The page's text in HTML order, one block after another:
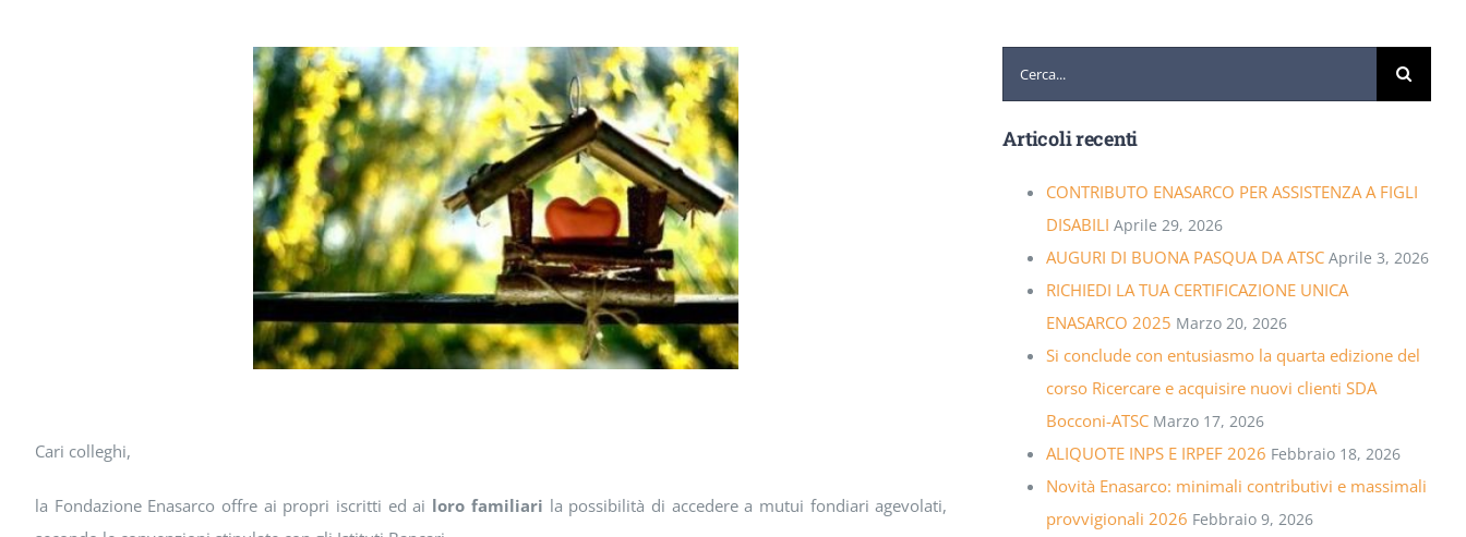
Cari colleghi,
la Fondazione Enasarco offre ai propri iscritti ed ai loro familiari la possibilità di accedere a mutui fondiari agevolati,
Articoli recenti
CONTRIBUTO ENASARCO PER ASSISTENZA A FIGLI
DISABILI Aprile 29, 2026
AUGURI DI BUONA PASQUA DA ATSC Aprile 3, 2026
RICHIEDI LA TUA CERTIFICAZIONE UNICA
ENASARCO 2025 Marzo 20, 2026
Si conclude con entusiasmo la quarta edizione del
corso Ricercare e acquisire nuovi clienti SDA
Bocconi-ATSC Marzo 17, 2026
ALIQUOTE INPS E IRPEF 2026 Febbraio 18, 2026
Novità Enasarco: minimali contributivi e massimali
provvigionali 2026 Febbraio 9, 2026